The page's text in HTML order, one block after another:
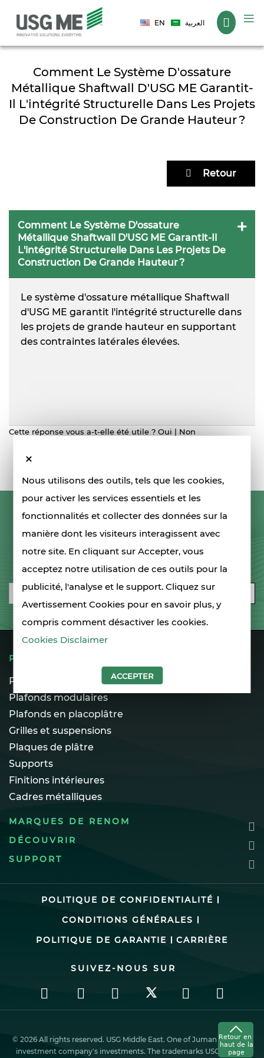
Nous utilisons des outils, tels que les cookies,
pour activer les services essentiels et les
fonctionnalités et collecter des données sur la
manière dont les visiteurs interagissent avec
notre site. En cliquant sur Accepter, vous
acceptez notre utilisation de ces outils pour la
publicité, l'analyse et le support. Cliquez sur
Avertissement Cookies pour en savoir plus, y
compris comment désactiver les cookies.
Cookies Disclaimer
ACCEPTER
EN العربية
Comment Le Système D'ossature
Métallique Shaftwall D'USG ME Garantit-
Il L'intégrité Structurelle Dans Les Projets
De Construction De Grande Hauteur ?
Retour
Comment Le Système D'ossature
Métallique Shaftwall D'USG ME Garantit-Il
L'intégrité Structurelle Dans Les Projets De
Construction De Grande Hauteur ?
Le système d'ossature métallique Shaftwall
d'USG ME garantit l'intégrité structurelle dans
les projets de grande hauteur en supportant
des contraintes latérales élevées.
Cette réponse vous a-t-elle été utile ? Oui | Non
Email
PRODUITS
Plafonds spécialisés
Plafonds modulaires
Plafonds en placoplâtre
Grilles et suspensions
Plaques de plâtre
Supports
Finitions intérieures
Cadres métalliques
MARQUES DE RENOM
DÉCOUVRIR
SUPPORT
POLITIQUE DE CONFIDENTIALITÉ
CONDITIONS GÉNÉRALES
POLITIQUE DE GARANTIE
CARRIÈRE
SUIVEZ-NOUS SUR
© 2026 All rights reserved. USG Middle East. One of Juman industrial
investment company’s investments. The trademarks USG ME, the